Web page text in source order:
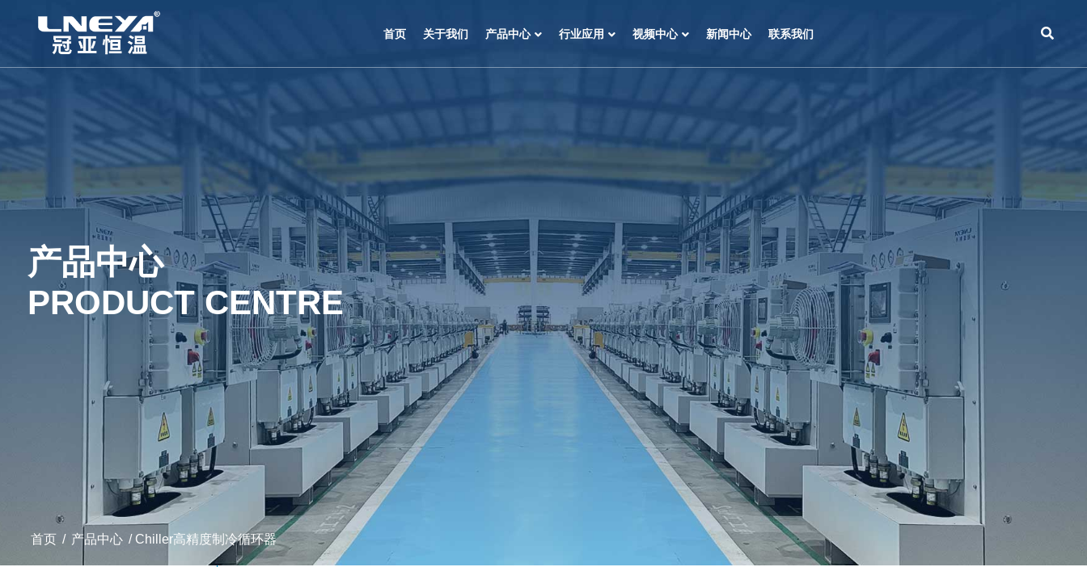
首页 关于我们 产品中心 行业应用 视频中心 新闻中心 联系我们
产品中心
PRODUCT CENTRE
首页 / 产品中心 / Chiller高精度制冷循环器